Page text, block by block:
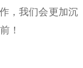
，我们会更加沉
！